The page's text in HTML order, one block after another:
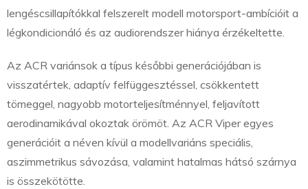
lengéscsillapítókkal felszerelt modell motorsport-ambícióit a
légkondicionáló és az audiorendszer hiánya érzékeltette.
Az ACR variánsok a típus későbbi generációjában is
visszatértek, adaptív felfüggesztéssel, csökkentett
tömeggel, nagyobb motorteljesítménnyel, feljavított
aerodinamikával okoztak örömöt. Az ACR Viper egyes
generációit a néven kívül a modellvariáns speciális,
aszimmetrikus sávozása, valamint hatalmas hátsó szárnya
is összekötötte.